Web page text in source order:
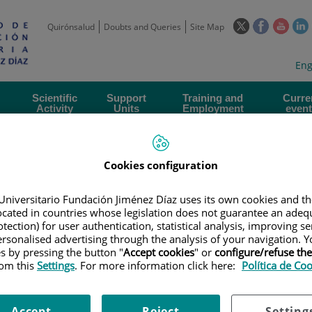
Quirónsalud Doubts and Queries Site Map
This
in
pop-
This
in
pop-
This
open
in
a
pop-
Scientific
Activity
Support
Units
Training and
Employment
TRAINING PLAN|VI REUNIÓN ANUAL DE ÁREAS Y GRUPOS DE
DE ÁREAS Y GRUPOS DE
Cookies configuration
Fundación Jiménez Díaz uses its own cookies and
in countries whose legislation does not guarantee an
for user authentication, statistical analysis, improving
advertising through the analysis of your navigation.
by pressing the button "Accept cookies" or configure/refuse
thisSettings. For more information click here: Política de